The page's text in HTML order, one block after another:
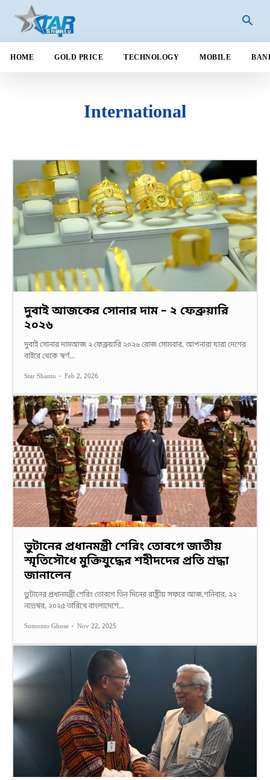
HOME GOLD PRICE TECHNOLOGY MOBILE
International
দুবাই আজকের সোনার দাম – ২ ফেব্রুয়ারি
২০২৬
দুবাই সোনার দামআজ ২ ফেব্রুয়ারি ২০২৬ রোজ সোমবার, আপনারা যারা দেশের
বাইরে থেকে স্বর্ণ...
Star Shanto - Feb 2, 2026
ভুটানের প্রধানমন্ত্রী শেরিং তোবগে জাতীয়
স্মৃতিসৌধে মুক্তিযুদ্ধের শহীদদের প্রতি শ্রদ্ধা
জানালেন
ভুটানের প্রধানমন্ত্রী শেরিং তোবগে তিন দিনের রাষ্ট্রীয় সফরে আজ,শনিবার, ২২
নভেম্বর, ২০২৫ তারিখে বাংলাদেশে...
Sumonto Ghose - Nov 22, 2025